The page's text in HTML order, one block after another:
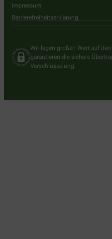
Impressum
Barrierefreiheitserklärung
Wir legen großen Wert auf
garantieren die sichere
Verschlüsselung.